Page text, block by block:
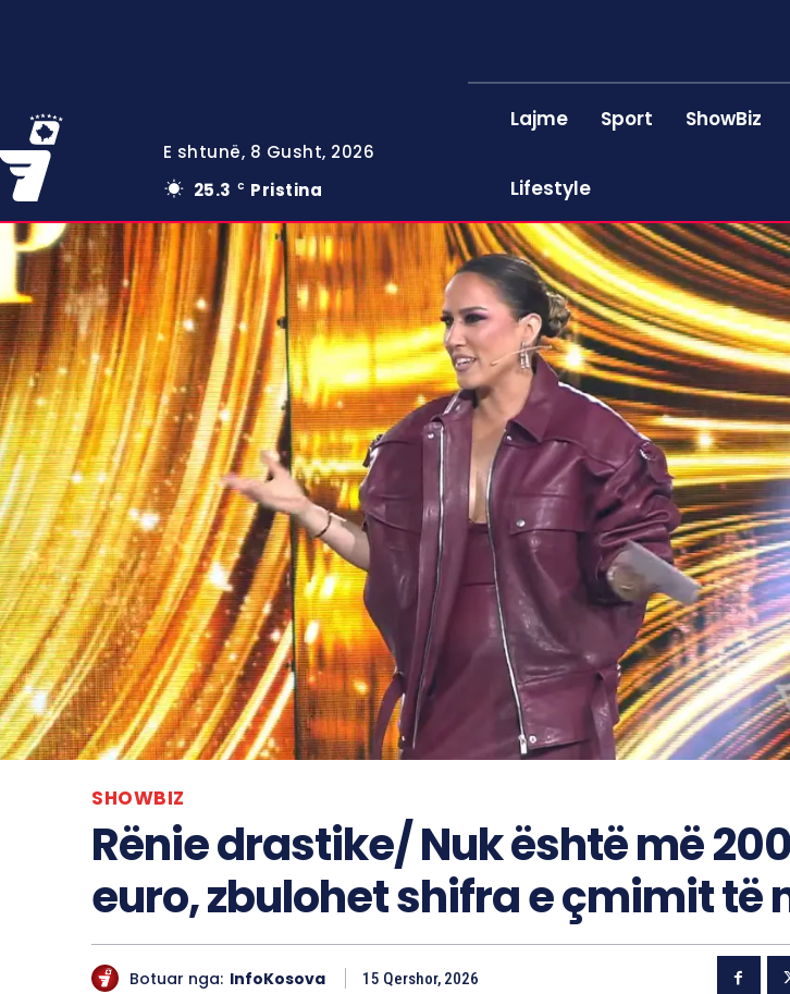
E shtunë, 8 Gusht, 2026
25.3
C Pristina
Lajme Sport ShowBiz
Lifestyle
SHOWBIZ
Rënie drastike/ Nuk është më
euro, zbulohet shifra e çmimit të
Botuar nga: InfoKosova 15 Qershor, 2026